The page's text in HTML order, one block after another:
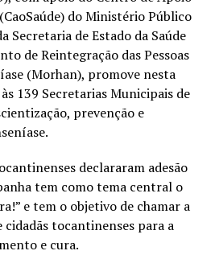
do Ministério Público
Secretaria de Estado da Saúde
de Reintegração das Pessoas
(Morhan), promove nesta
139 Secretarias Municipais de
prevenção e
declararam adesão
tem como tema central o
e tem o objetivo de chamar a
cidadãs tocantinenses para a
e cura.